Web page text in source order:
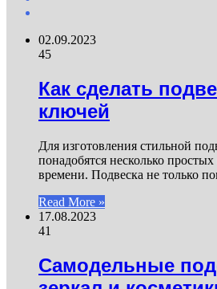
02.09.2023
45
Как сделать
ключей
Для изготовления стильной
понадобятся несколько
времени. Подвеска не только
Read More »
17.08.2023
41
Самодельные